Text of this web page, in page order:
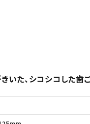
た、シコシコした歯ご